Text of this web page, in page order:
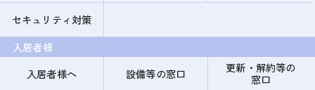
セキュリティ対策
入居者様
入居者様へ
設備等の窓口
更新・解約等の
窓口